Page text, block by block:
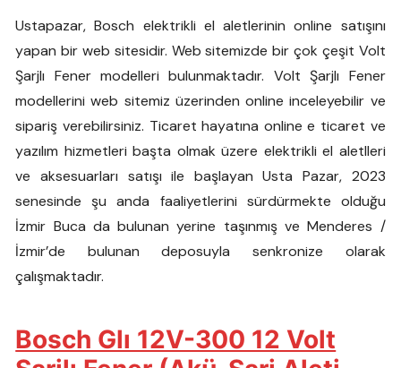
Ustapazar, Bosch elektrikli el aletlerinin online satışını
yapan bir web sitesidir. Web sitemizde bir çok çeşit Volt
Şarjlı Fener modelleri bulunmaktadır. Volt Şarjlı Fener
modellerini web sitemiz üzerinden online inceleyebilir ve
sipariş verebilirsiniz. Ticaret hayatına online e ticaret ve
yazılım hizmetleri başta olmak üzere elektrikli el aletlleri
ve aksesuarları satışı ile başlayan Usta Pazar, 2023
senesinde şu anda faaliyetlerini sürdürmekte olduğu
İzmir Buca da bulunan yerine taşınmış ve Menderes /
İzmir’de bulunan deposuyla senkronize olarak
çalışmaktadır.
Bosch Glı 12V-300 12 Volt